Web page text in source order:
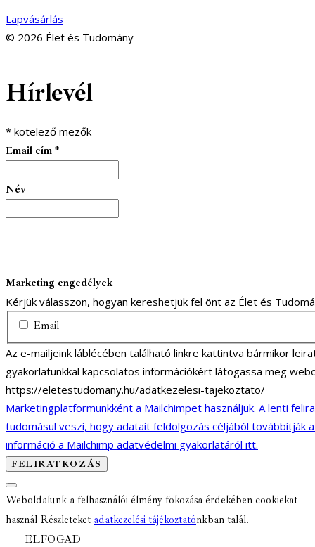
Lapvásárlás
© 2026 Élet és Tudomány
Hírlevél
* kötelező mezők
Email cím *
Név
Marketing engedélyek
Kérjük válasszon, hogyan kereshetjük fel önt az Élet és
Email
Az e-mailjeink láblécében található linkre kattintva bármikor
gyakorlatunkkal kapcsolatos információkért látogassa meg
https://eletestudomany.hu/adatkezelesi-tajekoztato/
Marketingplatformunkként a Mailchimpet használjuk. A lenti
tudomásul veszi, hogy adatait feldolgozás céljából továbbítják
információ a Mailchimp adatvédelmi gyakorlatáról itt.
Weboldalunk a felhasználói élmény fokozása érdekében cookiekat
használ Részleteket adatkezelési tájékoztatónkban talál.
ELFOGAD